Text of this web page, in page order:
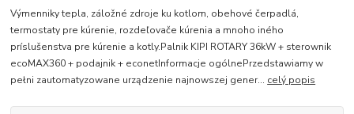
Výmenniky tepla, záložné zdroje ku kotlom, obehové čerpadlá,
termostaty pre kúrenie, rozdeľovače kúrenia a mnoho iného
príslušenstva pre kúrenie a kotly.Palnik KIPI ROTARY 36kW + sterownik
ecoMAX360 + podajnik + econetInformacje ogólnePrzedstawiamy w
pełni zautomatyzowane urządzenie najnowszej gener... celý popis